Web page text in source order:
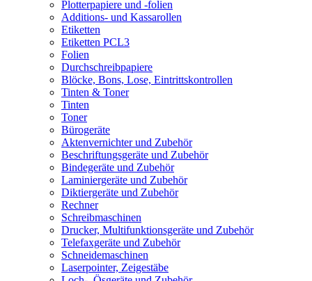
Plotterpapiere und -folien
Additions- und Kassarollen
Etiketten
Etiketten PCL3
Folien
Durchschreibpapiere
Blöcke, Bons, Lose, Eintrittskontrollen
Tinten & Toner
Tinten
Toner
Bürogeräte
Aktenvernichter und Zubehör
Beschriftungsgeräte und Zubehör
Bindegeräte und Zubehör
Laminiergeräte und Zubehör
Diktiergeräte und Zubehör
Rechner
Schreibmaschinen
Drucker, Multifunktionsgeräte und Zubehör
Telefaxgeräte und Zubehör
Schneidemaschinen
Laserpointer, Zeigestäbe